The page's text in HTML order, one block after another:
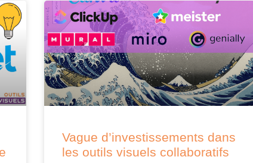
Vague d’investissements dans
les outils visuels collaboratifs